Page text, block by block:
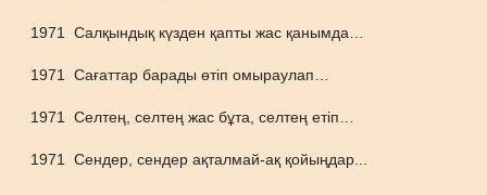
1971 Салқындық күзден қапты жас қанымда…
1971 Сағаттар барады өтіп омыраулап…
1971 Селтең, селтең жас бұта, селтең етіп…
1971 Сендер, сендер ақталмай-ақ қойыңдар...